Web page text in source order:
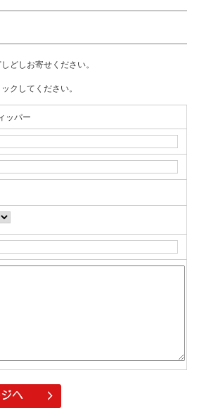
どしお寄せください。
クしてください。
ッパー